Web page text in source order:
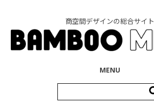
商空間デザインの総合サイト
MENU
索: